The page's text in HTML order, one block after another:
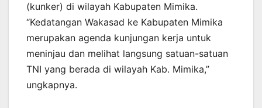
(kunker) di wilayah Kabupaten Mimika.
“Kedatangan Wakasad ke Kabupaten Mimika
merupakan agenda kunjungan kerja untuk
meninjau dan melihat langsung satuan-satuan
TNI yang berada di wilayah Kab. Mimika,”
ungkapnya.